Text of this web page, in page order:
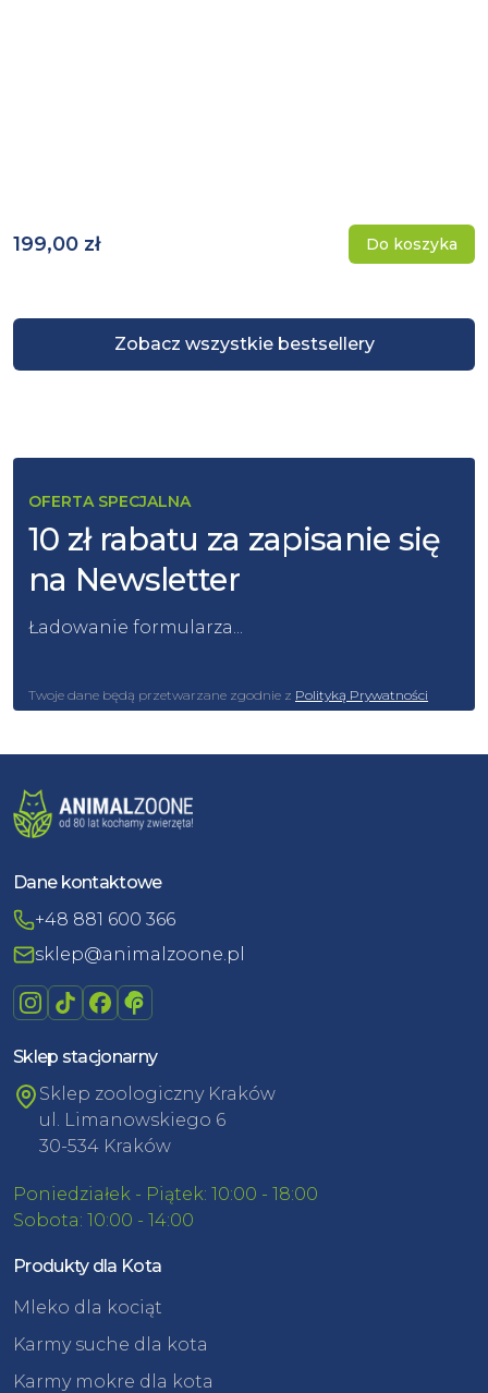
Zobacz wszystkie bestsellery
199,00 zł Do koszyka
OFERTA SPECJALNA
10 zł rabatu za zapisanie się
na Newsletter
Ładowanie formularza...
Twoje dane będą przetwarzane zgodnie z Polityką Prywatności
Dane kontaktowe
+48 881 600 366
sklep@animalzoone.pl
Sklep stacjonarny
Sklep zoologiczny Kraków
ul. Limanowskiego 6
30-534 Kraków
Poniedziałek - Piątek: 10:00 - 18:00
Sobota: 10:00 - 14:00
Produkty dla Kota
Mleko dla kociąt
Karmy suche dla kota
Karmy mokre dla kota